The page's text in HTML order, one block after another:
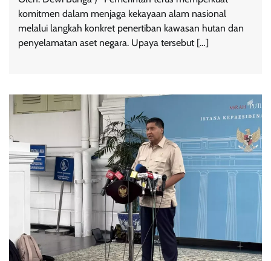
komitmen dalam menjaga kekayaan alam nasional
melalui langkah konkret penertiban kawasan hutan dan
penyelamatan aset negara. Upaya tersebut […]